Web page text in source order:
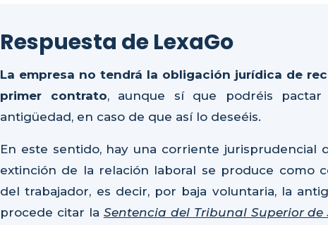
Respuesta de LexaGo
La empresa no tendrá la obligación jurídica de
primer contrato, aunque sí que podréis
antigüedad, en caso de que así lo deseéis.
En este sentido, hay una corriente jurisprudencial
extinción de la relación laboral se produce como
del trabajador, es decir, por baja voluntaria, la
procede citar la Sentencia del Tribunal Superior